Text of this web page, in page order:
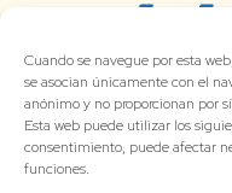
Cuando se navegue por esta
se asocian únicamente con el
anónimo y no proporcionan por
Esta web puede utilizar los
consentimiento, puede afectar
funciones.